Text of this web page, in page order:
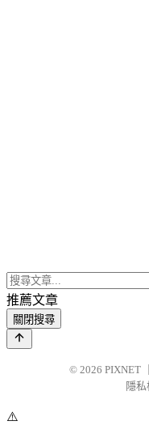
推薦文章
關閉搜尋
© 2026 PIXNET
隱
⚠️